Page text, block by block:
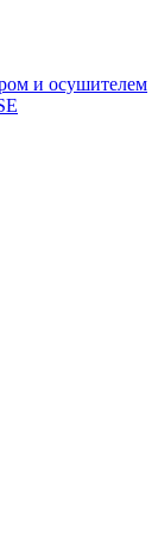
и осушителем